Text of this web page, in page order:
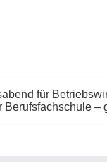
für
Berufsfachschule –